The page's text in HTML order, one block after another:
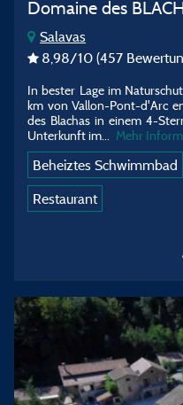
Domaine des
Salavas
8,98/10 (457
In bester Lage im
km von Vallon-Pont-d'Arc
des Blachas in einem 4-
Unterkunft im
Mehr
Beheiztes Schwimmbad
Restaurant